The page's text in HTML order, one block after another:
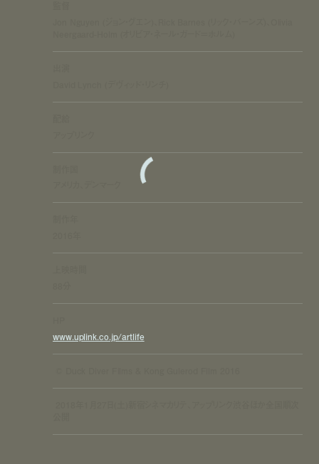
www.uplink.co.jp/artlife